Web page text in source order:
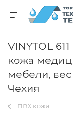
VINYTOL
кожа
мебели,
Чехия
ПВХ кожа